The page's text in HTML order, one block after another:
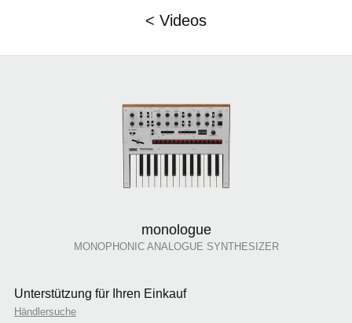
< Videos
monologue
MONOPHONIC ANALOGUE SYNTHESIZER
Unterstützung für Ihren Einkauf
Händlersuche